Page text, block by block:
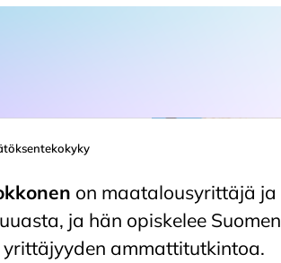
on maatalousyrittäjä ja
ja hän opiskelee Suomen
ammattitutkintoa.